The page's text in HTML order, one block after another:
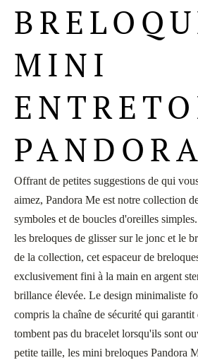
MINI
Offrant de petites suggestions de qui
aimez, Pandora Me est notre collection
symboles et de boucles d'oreilles simples.
les breloques de glisser sur le jonc et le
de la collection, cet espaceur de
exclusivement fini à la main en argent
brillance élevée. Le design minimaliste
compris la chaîne de sécurité qui garantit
tombent pas du bracelet lorsqu'ils sont
petite taille, les mini breloques Pandora